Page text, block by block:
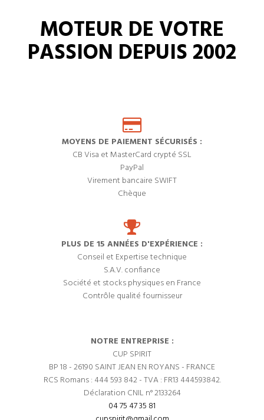
MOTEUR DE VOTRE
PASSION DEPUIS 2002
MOYENS DE PAIEMENT SÉCURISÉS :
CB Visa et MasterCard crypté SSL
PayPal
Virement bancaire SWIFT
Chèque
PLUS DE 15 ANNÉES D'EXPÉRIENCE :
Conseil et Expertise technique
S.A.V. confiance
Société et stocks physiques en France
Contrôle qualité fournisseur
NOTRE ENTREPRISE :
CUP SPIRIT
BP 18 - 26190 SAINT JEAN EN ROYANS - FRANCE
RCS Romans : 444 593 842 - TVA : FR13 444593842.
Déclaration CNIL n° 2133264
04 75 47 35 81